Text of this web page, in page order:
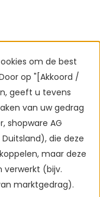
om de best
op "[Akkoord /
geeft u tevens
van uw gedrag
shopware AG
die deze
maar deze
verwerkt (bijv.
marktgedrag).